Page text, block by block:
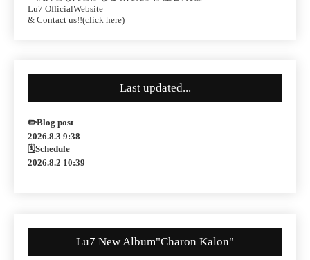
Lu7 OfficialWebsite
& Contact us!!(click here)
Last updated...
✏️Blog post
2026.8.3 9:38
🗓Schedule
2026.8.2 10:39
Lu7 New Album"Charon Kalon"